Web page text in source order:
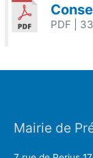
PDF |
Mairie de